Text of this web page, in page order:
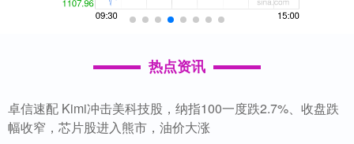
热点资讯
卓信速配 Kimi冲击美科技股，纳指100一度跌2.7%、收盘跌
幅收窄，芯片股进入熊市，油价大涨